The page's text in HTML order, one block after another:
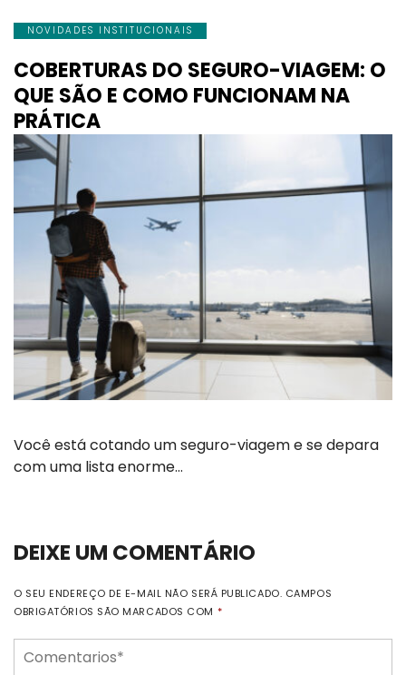
NOVIDADES INSTITUCIONAIS
COBERTURAS DO SEGURO-VIAGEM: O
QUE SÃO E COMO FUNCIONAM NA
PRÁTICA
Você está cotando um seguro-viagem e se depara
com uma lista enorme…
DEIXE UM COMENTÁRIO
O SEU ENDEREÇO DE E-MAIL NÃO SERÁ PUBLICADO. CAMPOS
OBRIGATÓRIOS SÃO MARCADOS COM *